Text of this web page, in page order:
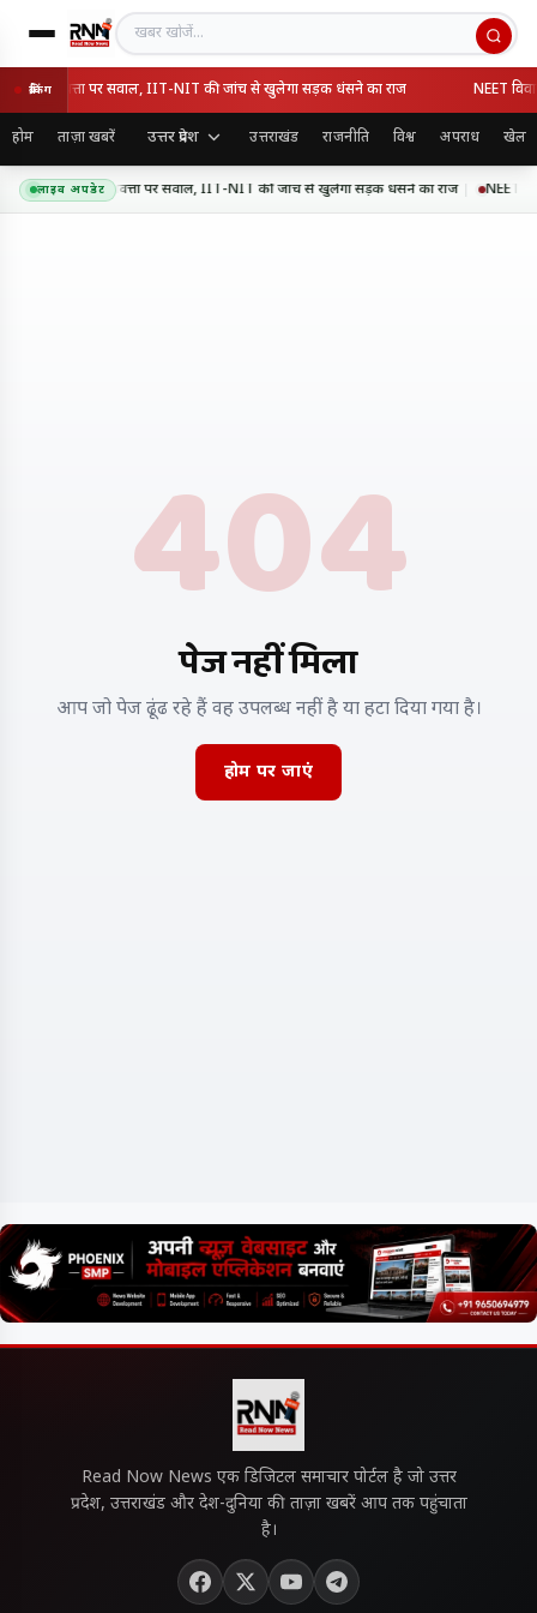
खबर खोजें
ब्रेकिंग
की गुणवत्ता पर सवाल, IIT-NIT की जांच से खुलेगा सड़क धंसने का राज NEET
होम ताज़ा खबरें उत्तर प्रदेश उत्तराखंड राजनीति विश्व अपराध खेल
लाइव अपडेट
एक्सप्रेसवे की गुणवत्ता पर सवाल, IIT-NIT की जांच से खुलेगा सड़क धंसने का राज NEET
404
पेज नहीं मिला
आप जो पेज ढूंढ रहे हैं वह उपलब्ध नहीं है या हटा दिया गया है।
होम पर जाएं
Read Now News एक डिजिटल समाचार पोर्टल है जो उत्तर
प्रदेश, उत्तराखंड और देश-दुनिया की ताज़ा खबरें आप तक पहुंचाता
है।